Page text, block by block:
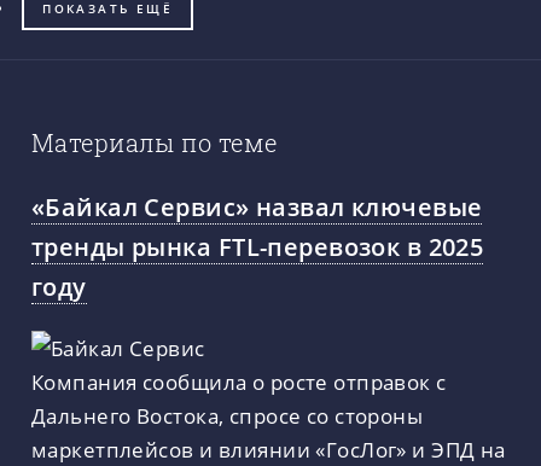
ПОКАЗАТЬ ЕЩЁ
Материалы по теме
«Байкал Сервис» назвал ключевые
тренды рынка FTL-перевозок в 2025
году
Компания сообщила о росте отправок с
Дальнего Востока, спросе со стороны
маркетплейсов и влиянии «ГосЛог» и ЭПД на